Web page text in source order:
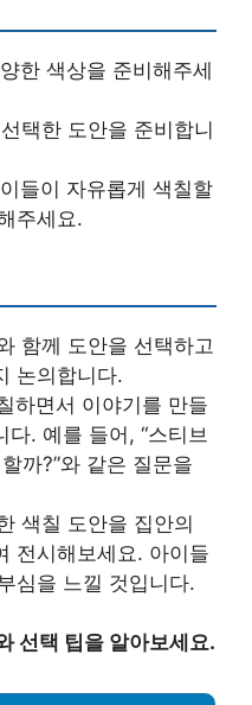
한 색상을 준비해주세
택한 도안을 준비합니
들이 자유롭게 색칠할
주세요.
함께 도안을 선택하고
논의합니다.
하면서 이야기를 만들
. 예를 들어, “스티브
까?”와 같은 질문을
색칠 도안을 집안의
전시해보세요. 아이들
심을 느낄 것입니다.
선택 팁을 알아보세요.